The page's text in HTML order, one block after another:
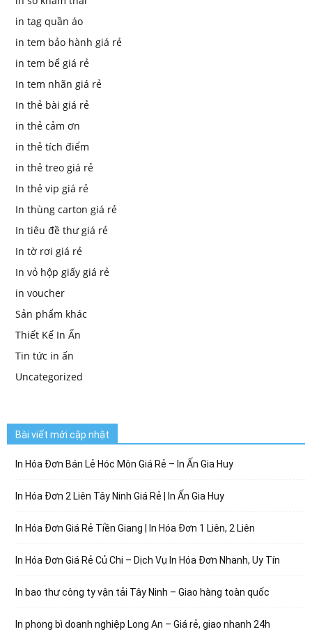
in tag quần áo
in tem bảo hành giá rẻ
in tem bể giá rẻ
In tem nhãn giá rẻ
In thẻ bài giá rẻ
in thẻ cảm ơn
in thẻ tích điểm
in thẻ treo giá rẻ
In thẻ vip giá rẻ
In thùng carton giá rẻ
In tiêu đề thư giá rẻ
In tờ rơi giá rẻ
In vỏ hộp giấy giá rẻ
in voucher
Sản phẩm khác
Thiết Kế In Ấn
Tin tức in ấn
Uncategorized
Bài viết mới cập nhật
In Hóa Đơn Bán Lẻ Hóc Môn Giá Rẻ – In Ấn Gia Huy
In Hóa Đơn 2 Liên Tây Ninh Giá Rẻ | In Ấn Gia Huy
In Hóa Đơn Giá Rẻ Tiền Giang | In Hóa Đơn 1 Liên, 2 Liên
In Hóa Đơn Giá Rẻ Củ Chi – Dịch Vụ In Hóa Đơn Nhanh, Uy Tín
In bao thư công ty vận tải Tây Ninh – Giao hàng toàn quốc
In phong bì doanh nghiệp Long An – Giá rẻ, giao nhanh 24h